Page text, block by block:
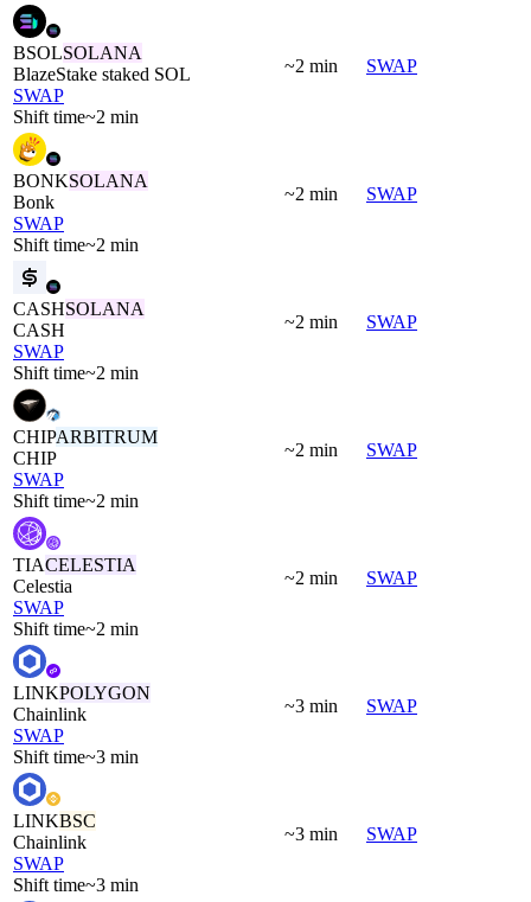
BSOLSOLANA
BlazeStake staked SOL
SWAP
Shift time~2 min
~2 min SWAP
BONKSOLANA
Bonk
SWAP
Shift time~2 min
~2 min SWAP
CASHSOLANA
CASH
SWAP
Shift time~2 min
~2 min SWAP
CHIPARBITRUM
CHIP
SWAP
Shift time~2 min
~2 min SWAP
TIACELESTIA
Celestia
SWAP
Shift time~2 min
~2 min SWAP
LINKPOLYGON
Chainlink
SWAP
Shift time~3 min
~3 min SWAP
LINKBSC
Chainlink
SWAP
Shift time~3 min
~3 min SWAP